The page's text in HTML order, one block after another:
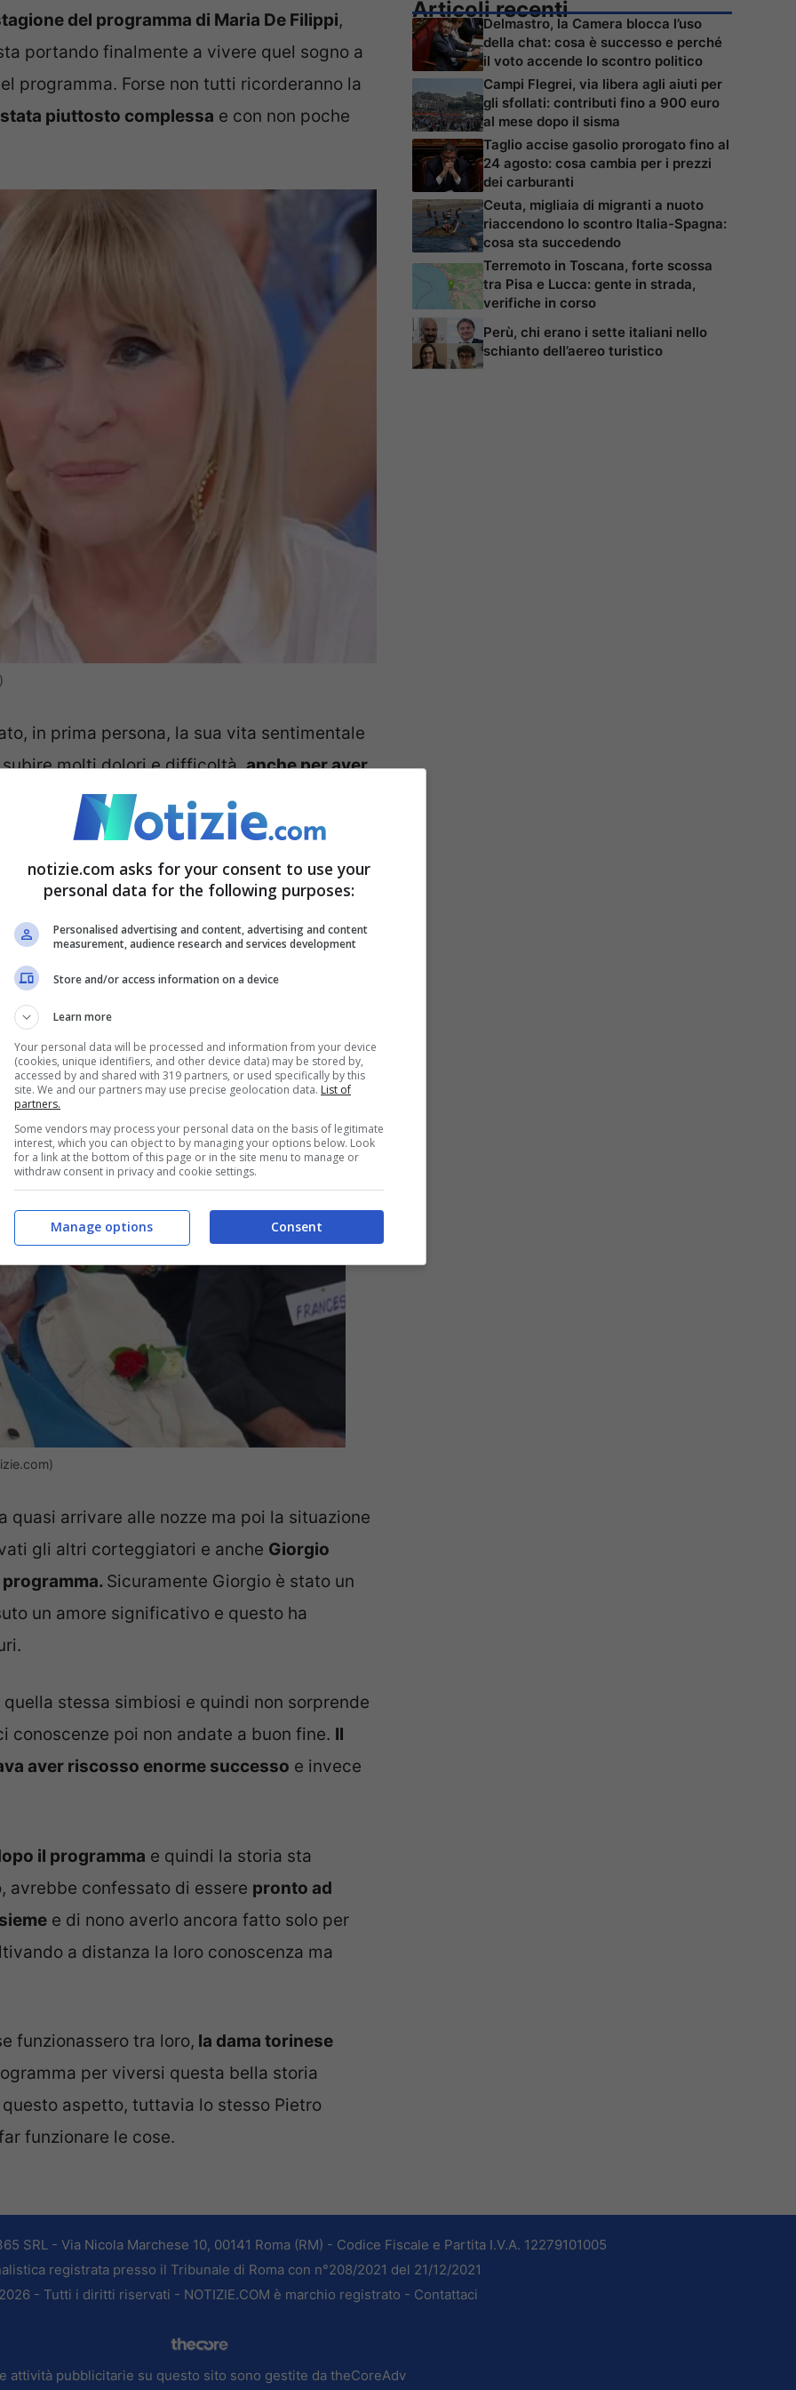
del programma di Maria De Filippi,
portando finalmente a vivere quel sogno a
programma. Forse non tutti ricorderanno la
piuttosto complessa e con non poche
in prima persona, la sua vita sentimentale
subire molti dolori e difficoltà,anche per aver
coglierequello di cui aveva bisogno, di
chi è lui
e per tutti un personaggio storico dello
fidanzata, sicuramente sarebbe un duro
per il meglio
arrivare alle nozze ma poi la situazione
gli altri corteggiatori e anche Giorgio
Sicuramente Giorgio è stato un
un amore significativo e questo ha
stessa simbiosi e quindi non sorprende
poi non andate a buon fine. Il
aver riscosso enorme successo e invece
il programma e quindi la storia sta
avrebbe confessato di essere pronto ad
e di nono averlo ancora fatto solo per
a distanza la loro conoscenza ma
funzionassero tra loro, la dama torinese
per viversi questa bella storia
questo aspetto, tuttavia lo stesso Pietro
funzionare le cose.
Articoli recenti
Delmastro, la Camera blocca l’uso
della chat: cosa è successo e perché
il voto accende lo scontro politico
Campi Flegrei, via libera agli aiuti per
gli sfollati: contributi fino a 900 euro
al mese dopo il sisma
Taglio accise gasolio prorogato fino al
24 agosto: cosa cambia per i prezzi
dei carburanti
Ceuta, migliaia di migranti a nuoto
riaccendono lo scontro Italia-Spagna:
cosa sta succedendo
Terremoto in Toscana, forte scossa
tra Pisa e Lucca: gente in strada,
verifiche in corso
Perù, chi erano i sette italiani nello
schianto dell’aereo turistico
SRL - Via Nicola Marchese 10, 00141 Roma (RM) - Codice Fiscale e Partita I.V.A. 12279101005
registrata presso il Tribunale di Roma con n°208/2021 del 21/12/2021
- Tutti i diritti riservati - NOTIZIE.COM è marchio registrato - Contattaci
attività pubblicitarie su questo sito sono gestite da theCoreAdv
notizie.com asks for your consent to use your
personal data for the following purposes:
Personalised advertising and content, advertising and content
measurement, audience research and services development
Store and/or access information on a device
Learn more
Your personal data will be processed and information from your device
(cookies, unique identifiers, and other device data) may be stored by,
accessed by and shared with 319 partners, or used specifically by this
site. We and our partners may use precise geolocation data. List of
partners.
Some vendors may process your personal data on the basis of legitimate
interest, which you can object to by managing your options below. Look
for a link at the bottom of this page or in the site menu to manage or
withdraw consent in privacy and cookie settings.
Consent
Manage options